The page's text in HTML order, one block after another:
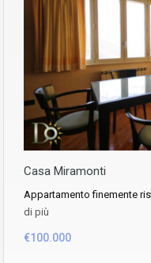
Casa Miramonti
Appartamento finemente
di più
€100.000